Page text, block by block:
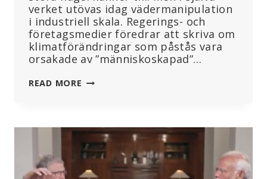
verket utövas idag vädermanipulation
i industriell skala. Regerings- och
företagsmedier föredrar att skriva om
klimatförändringar som påstås vara
orsakade av ”människoskapad”…
READ MORE CHEMTRAIL-
OCH
KLIMATFÖRÄNDRING